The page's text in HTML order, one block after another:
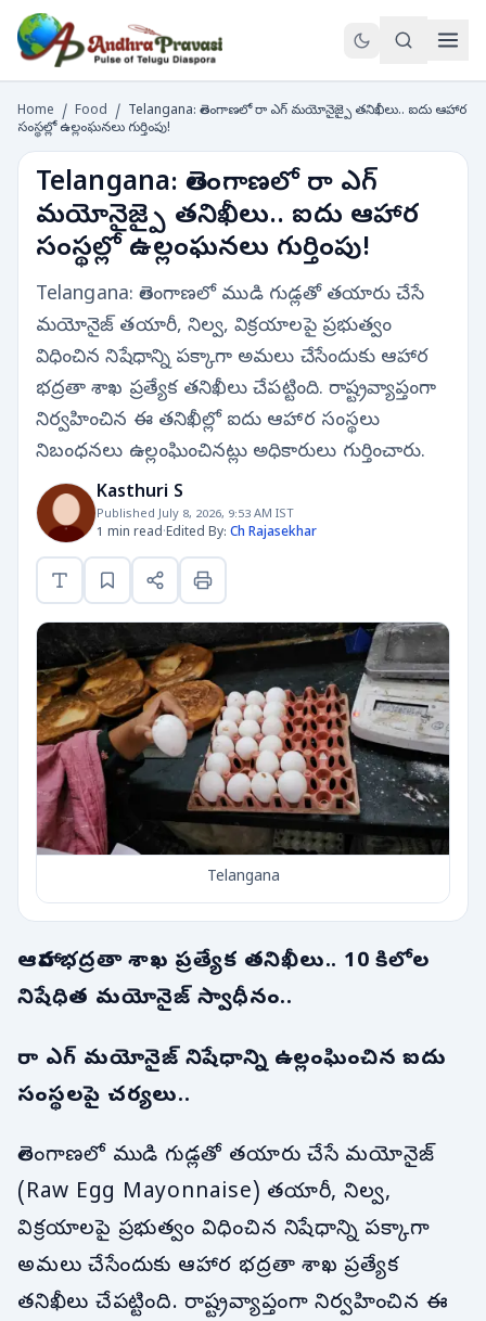
Home / Food /
Telangana: తెలంగాణలో రా ఎగ్ మయోనైజ్పై తనిఖీలు.. ఐదు ఆహార
సంస్థల్లో ఉల్లంఘనలు గుర్తింపు!
Telangana: తెలంగాణలో రా ఎగ్
మయోనైజ్పై తనిఖీలు.. ఐదు ఆహార
సంస్థల్లో ఉల్లంఘనలు గుర్తింపు!
Telangana: తెలంగాణలో ముడి గుడ్లతో తయారు చేసే
మయోనైజ్ తయారీ, నిల్వ, విక్రయాలపై ప్రభుత్వం
విధించిన నిషేధాన్ని పక్కాగా అమలు చేసేందుకు ఆహార
భద్రతా శాఖ ప్రత్యేక తనిఖీలు చేపట్టింది. రాష్ట్రవ్యాప్తంగా
నిర్వహించిన ఈ తనిఖీల్లో ఐదు ఆహార సంస్థలు
నిబంధనలు ఉల్లంఘించినట్లు అధికారులు గుర్తించారు.
Kasthuri S
Published July 8, 2026, 9:53 AM IST
1 min read·Edited By: Ch Rajasekhar
Telangana
ఆహార భద్రతా శాఖ ప్రత్యేక తనిఖీలు.. 10 కిలోల
నిషేధిత మయోనైజ్ స్వాధీనం..
రా ఎగ్ మయోనైజ్ నిషేధాన్ని ఉల్లంఘించిన ఐదు
సంస్థలపై చర్యలు..
తెలంగాణలో ముడి గుడ్లతో తయారు చేసే మయోనైజ్
(Raw Egg Mayonnaise) తయారీ, నిల్వ,
విక్రయాలపై ప్రభుత్వం విధించిన నిషేధాన్ని పక్కాగా
అమలు చేసేందుకు ఆహార భద్రతా శాఖ ప్రత్యేక
తనిఖీలు చేపట్టింది. రాష్ట్రవ్యాప్తంగా నిర్వహించిన ఈ